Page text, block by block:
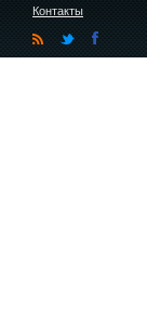
Контакты